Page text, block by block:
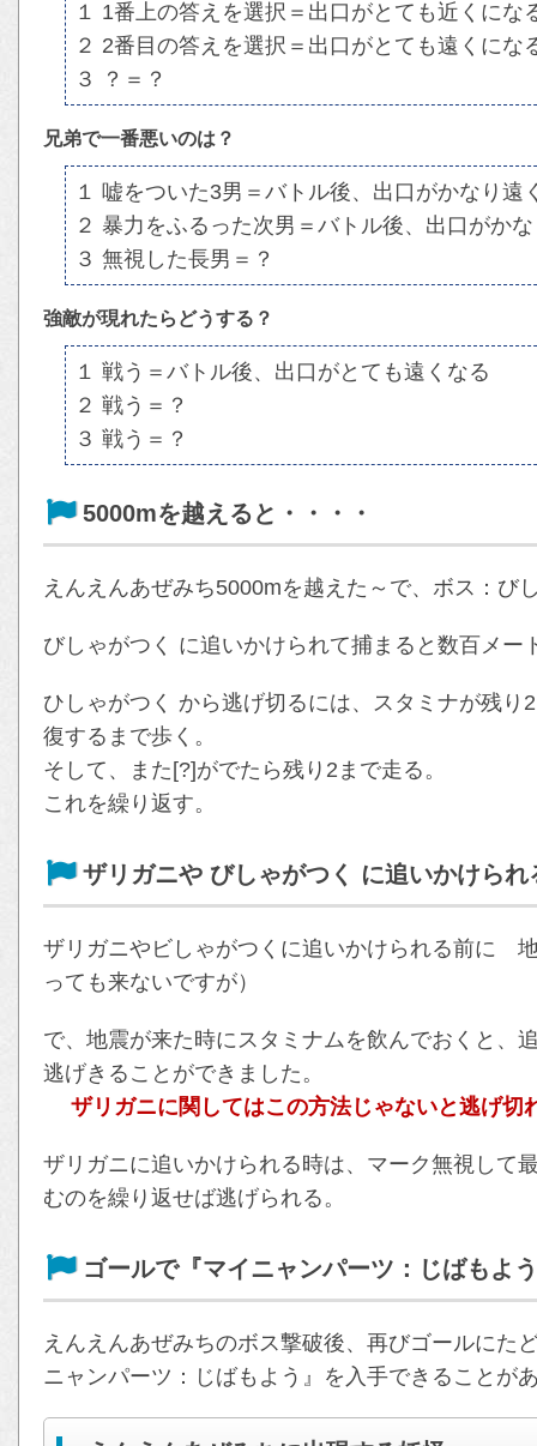
１ 1番上の答えを選択＝出口がとても近くにな
２ 2番目の答えを選択＝出口がとても遠くにな
３ ？＝？
兄弟で一番悪いのは？
１ 嘘をついた3男＝バトル後、出口がかなり遠
２ 暴力をふるった次男＝バトル後、出口がか
３ 無視した長男＝？
強敵が現れたらどうする？
１ 戦う＝バトル後、出口がとても遠くなる
２ 戦う＝？
３ 戦う＝？
5000mを越えると・・・・
えんえんあぜみち5000mを越えた～で、ボス：び
びしゃがつく に追いかけられて捕まると数百メー
ひしゃがつく から逃げ切るには、スタミナが残
復するまで歩く。
そして、また[?]がでたら残り2まで走る。
これを繰り返す。
ザリガニや びしゃがつく に追いかけられ
ザリガニやビしゃがつくに追いかけられる前に
っても来ないですが）
で、地震が来た時にスタミナムを飲んでおくと、
逃げきることができました。
ザリガニに関してはこの方法じゃないと逃げ切
ザリガニに追いかけられる時は、マーク無視して
むのを繰り返せば逃げられる。
ゴールで『マイニャンパーツ：じばもよ
えんえんあぜみちのボス撃破後、再びゴールにた
ニャンパーツ：じばもよう』を入手できることが